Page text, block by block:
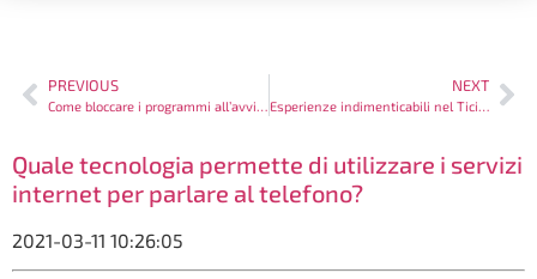
PREVIOUS
Come bloccare i programmi all’avvio del computer?
NEXT
Esperienze indimenticabili nel Ticino
Quale tecnologia permette di utilizzare i servizi
internet per parlare al telefono?
2021-03-11 10:26:05